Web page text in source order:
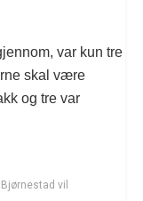
var kun tre
skal være
og tre var
vil